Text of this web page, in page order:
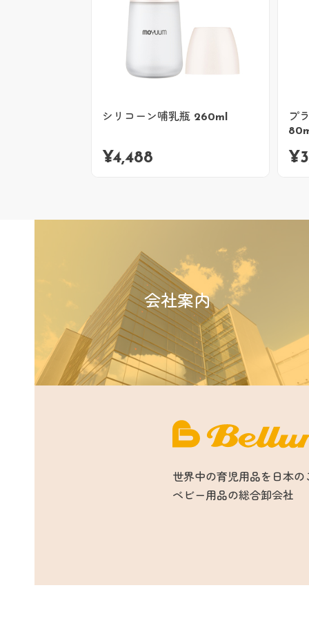
シリコーン哺乳瓶 260ml
¥4,488
プ
¥
会社案内
世界中の育児用品を日本の
ベビー用品の総合卸会社